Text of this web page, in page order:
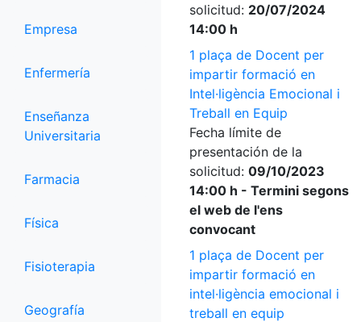
Empresa
Enfermería
Enseñanza
Universitaria
Farmacia
Física
Fisioterapia
Geografía
solicitud: 20/07/2024
14:00 h
1 plaça de Docent per
impartir formació en
Intel·ligència Emocional i
Treball en Equip
Fecha límite de
presentación de la
solicitud: 09/10/2023
14:00 h - Termini segons
el web de l'ens
convocant
1 plaça de Docent per
impartir formació en
intel·ligència emocional i
treball en equip